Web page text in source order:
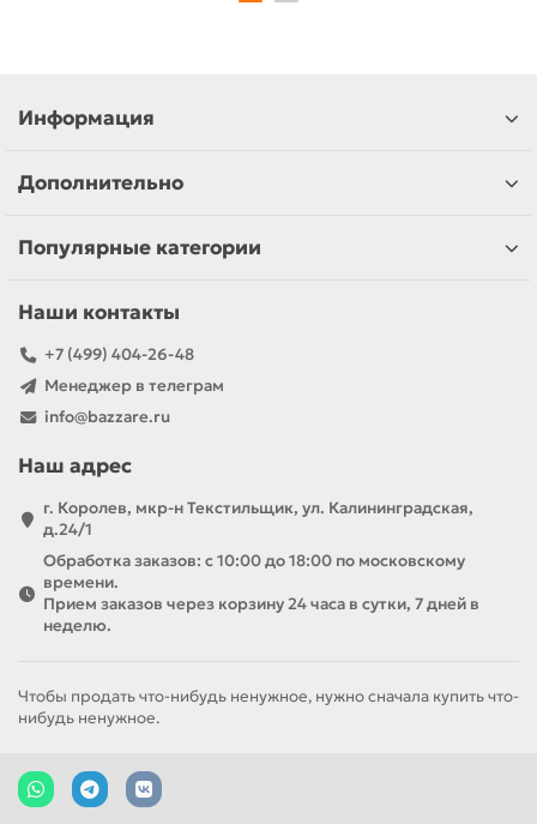
Информация
Дополнительно
Популярные категории
Наши контакты
+7 (499) 404-26-48
Менеджер в телеграм
info@bazzare.ru
Наш адрес
г. Королев, мкр-н Текстильщик, ул. Калининградская,
д.24/1
Обработка заказов: с 10:00 до 18:00 по московскому
времени.
Прием заказов через корзину 24 часа в сутки, 7 дней в
неделю.
Чтобы продать что-нибудь ненужное, нужно сначала купить что-
нибудь ненужное.